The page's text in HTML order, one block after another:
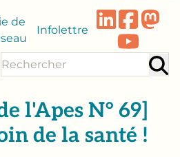
de
Infolettre
l'Apes N° 69]
de la santé !